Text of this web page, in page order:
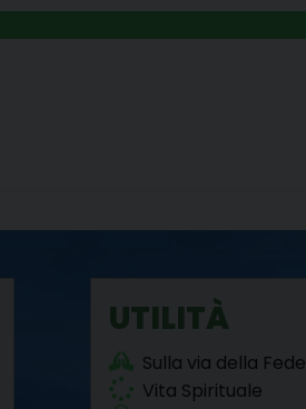
UTILITÀ
Sulla via della Fede
Vita Spirituale